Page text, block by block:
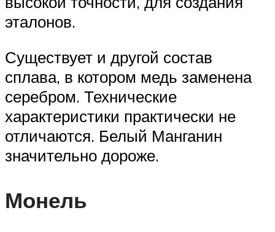
эталонов.
Существует и другой состав
сплава, в котором медь заменена
серебром. Технические
характеристики практически не
отличаются. Белый Манганин
значительно дороже.
Монель